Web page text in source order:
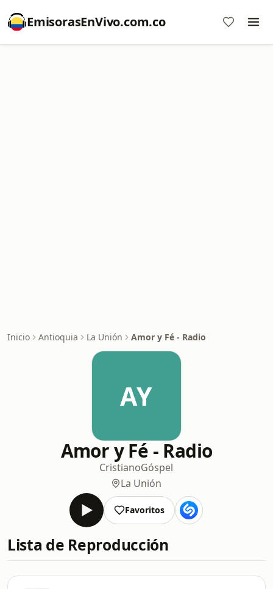
EmisorasEnVivo.com.co
Inicio Antioquia La Unión Amor y Fé - Radio
AY
Amor y Fé - Radio
CristianoGóspel
La Unión
Favoritos
Lista de Reproducción